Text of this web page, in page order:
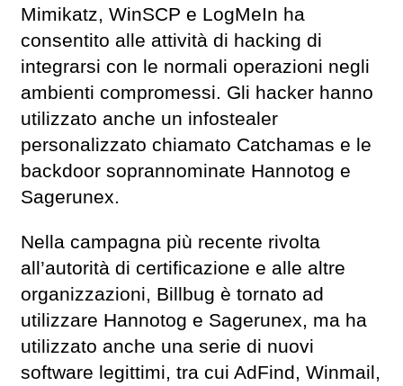
Mimikatz, WinSCP e LogMeIn ha
consentito alle attività di hacking di
integrarsi con le normali operazioni negli
ambienti compromessi. Gli hacker hanno
utilizzato anche un infostealer
personalizzato chiamato Catchamas e le
backdoor soprannominate Hannotog e
Sagerunex.
Nella campagna più recente rivolta
all’autorità di certificazione e alle altre
organizzazioni, Billbug è tornato ad
utilizzare Hannotog e Sagerunex, ma ha
utilizzato anche una serie di nuovi
software legittimi, tra cui AdFind, Winmail,